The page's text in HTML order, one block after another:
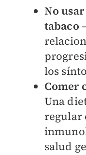
No
tabaco
los
Comer
Una
regular
salud